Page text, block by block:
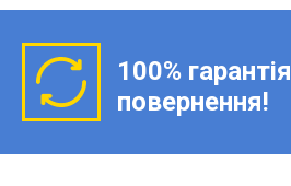
100% гарантія
повернення!